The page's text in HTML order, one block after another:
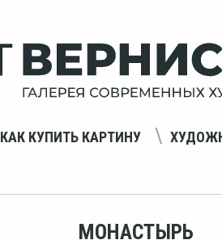
КАК КУПИТЬ КАРТИНУ
МОНАСТЫРЬ